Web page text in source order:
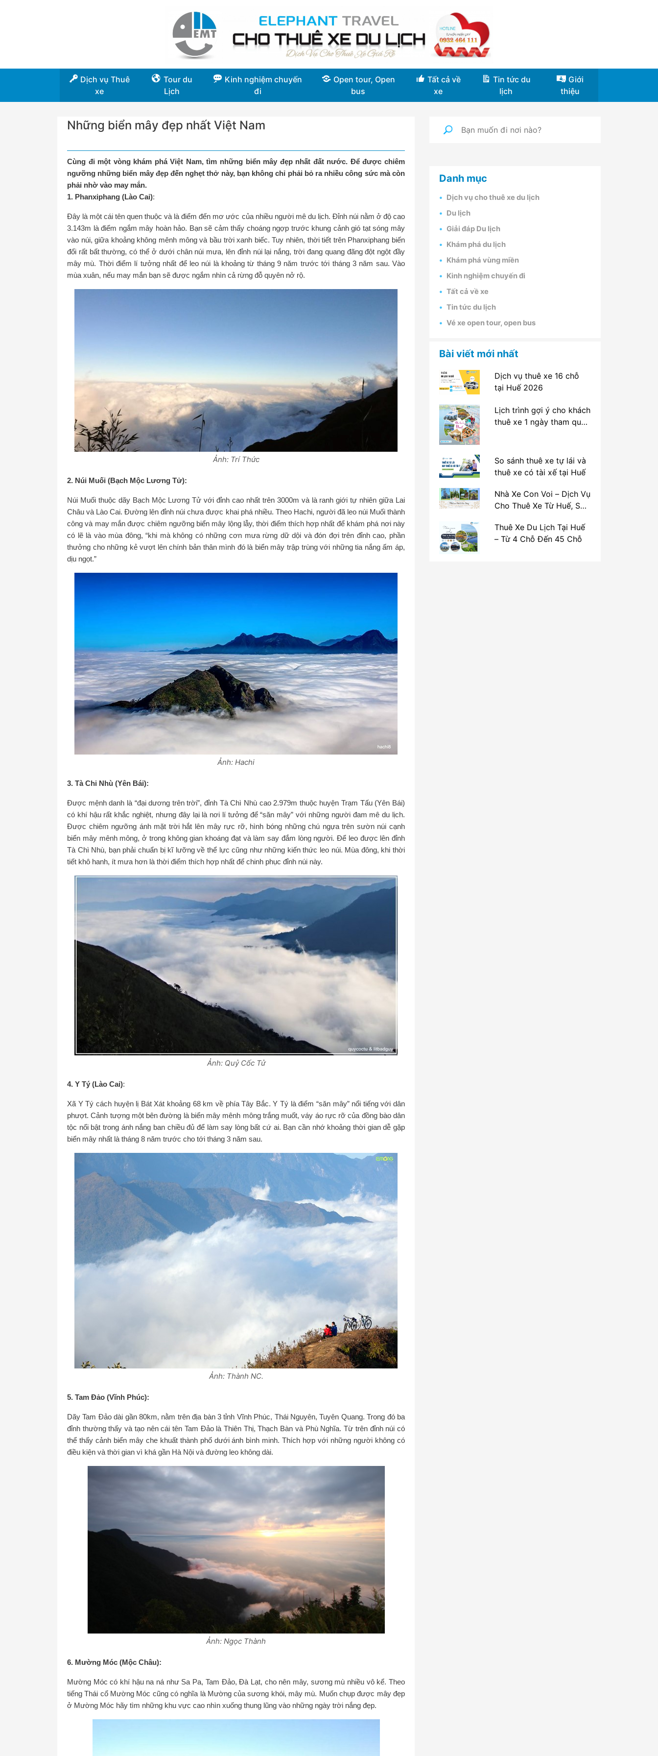
Dịch vụ Thuê
xe
Tour du
Lịch
Kinh nghiệm chuyến
đi
Open tour, Open
bus
Tất cả về
xe
Tin tức du
lịch
Giới
thiệu
Những biển mây đẹp nhất Việt Nam
Cùng đi một vòng khám phá Việt Nam, tìm những biển mây đẹp nhất đất nước. Để được chiêm
ngưỡng những biển mây đẹp đến nghẹt thở này, bạn không chỉ phải bỏ ra nhiều công sức mà còn
phải nhờ vào may mắn.
1. Phanxiphang (Lào Cai):
Đây là một cái tên quen thuộc và là điểm đến mơ ước của nhiều người mê du lịch. Đỉnh núi nằm ở độ cao
3.143m là điểm ngắm mây hoàn hảo. Bạn sẽ cảm thấy choáng ngợp trước khung cảnh gió tạt sóng mây
vào núi, giữa khoảng không mênh mông và bầu trời xanh biếc. Tuy nhiên, thời tiết trên Phanxiphang biến
đổi rất bất thường, có thể ở dưới chân núi mưa, lên đỉnh núi lại nắng, trời đang quang đãng đột ngột đầy
mây mù. Thời điểm lí tưởng nhất để leo núi là khoảng từ tháng 9 năm trước tới tháng 3 năm sau. Vào
mùa xuân, nếu may mắn bạn sẽ được ngắm nhìn cả rừng đỗ quyên nở rộ.
Ảnh: Trí Thức
2. Núi Muối (Bạch Mộc Lương Tử):
Núi Muối thuộc dãy Bạch Mộc Lương Tử với đỉnh cao nhất trên 3000m và là ranh giới tự nhiên giữa Lai
Châu và Lào Cai. Đường lên đỉnh núi chưa được khai phá nhiều. Theo Hachi, người đã leo núi Muối thành
công và may mắn được chiêm ngưỡng biển mây lộng lẫy, thời điểm thích hợp nhất để khám phá nơi này
có lẽ là vào mùa đông, “khi mà không có những cơn mưa rừng dữ dội và đón đợi trên đỉnh cao, phần
thưởng cho những kẻ vượt lên chính bản thân mình đó là biển mây trập trùng với những tia nắng ấm áp,
dịu ngọt.”
Ảnh: Hachi
3. Tà Chi Nhù (Yên Bái):
Được mệnh danh là “đại dương trên trời”, đỉnh Tà Chì Nhù cao 2.979m thuộc huyện Trạm Tấu (Yên Bái)
có khí hậu rất khắc nghiệt, nhưng đây lại là nơi lí tưởng để “săn mây” với những người đam mê du lịch.
Được chiêm ngưỡng ánh mặt trời hắt lên mây rực rỡ, hình bóng những chú ngựa trên sườn núi cạnh
biển mây mênh mông, ở trong không gian khoáng đạt và làm say đắm lòng người. Để leo được lên đỉnh
Tà Chì Nhù, bạn phải chuẩn bị kĩ lưỡng về thể lực cũng như những kiến thức leo núi. Mùa đông, khi thời
tiết khô hanh, ít mưa hơn là thời điểm thích hợp nhất để chinh phục đỉnh núi này.
Ảnh: Quỷ Cốc Tử
4. Y Tý (Lào Cai):
Xã Y Tý cách huyện lị Bát Xát khoảng 68 km về phía Tây Bắc. Y Tý là điểm “săn mây” nổi tiếng với dân
phượt. Cảnh tượng một bên đường là biển mây mênh mông trắng muốt, váy áo rực rỡ của đồng bào dân
tộc nổi bật trong ánh nắng ban chiều đủ để làm say lòng bất cứ ai. Bạn cần nhớ khoảng thời gian dễ gặp
biển mây nhất là tháng 8 năm trước cho tới tháng 3 năm sau.
Ảnh: Thành NC.
5. Tam Đảo (Vĩnh Phúc):
Dãy Tam Đảo dài gần 80km, nằm trên địa bàn 3 tỉnh Vĩnh Phúc, Thái Nguyên, Tuyên Quang. Trong đó ba
đỉnh thường thấy và tạo nên cái tên Tam Đảo là Thiên Thị, Thạch Bàn và Phù Nghĩa. Từ trên đỉnh núi có
thể thấy cảnh biển mây che khuất thành phố dưới ánh bình minh. Thích hợp với những người không có
điều kiện và thời gian vì khá gần Hà Nội và đường leo không dài.
Ảnh: Ngọc Thành
6. Mường Móc (Mộc Châu):
Mường Móc có khí hậu na ná như Sa Pa, Tam Đảo, Đà Lạt, cho nên mây, sương mù nhiều vô kể. Theo
tiếng Thái cổ Mường Móc cũng có nghĩa là Mường của sương khói, mây mù. Muốn chụp được mây đẹp
ở Mường Móc hãy tìm những khu vực cao nhìn xuống thung lũng vào những ngày trời nắng đẹp.
Danh mục
Dịch vụ cho thuê xe du lịch
Du lịch
Giải đáp Du lịch
Khám phá du lịch
Khám phá vùng miền
Kinh nghiệm chuyến đi
Tất cả về xe
Tin tức du lịch
Vé xe open tour, open bus
Bài viết mới nhất
Dịch vụ thuê xe 16 chỗ
tại Huế 2026
Lịch trình gợi ý cho khách
thuê xe 1 ngày tham quan
So sánh thuê xe tự lái và
thuê xe có tài xế tại Huế
Nhà Xe Con Voi – Dịch Vụ
Cho Thuê Xe Từ Huế, Sân
La Vang
Thuê Xe Du Lịch Tại Huế
– Từ 4 Chỗ Đến 45 Chỗ